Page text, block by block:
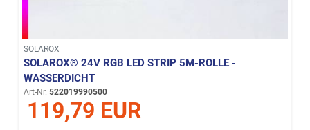
SOLAROX
SOLAROX® 24V RGB LED STRIP 5M-ROLLE -
WASSERDICHT
Art-Nr. 522019990500
119,79 EUR